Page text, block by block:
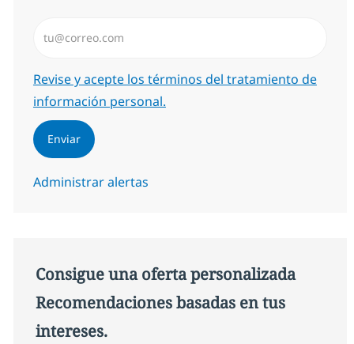
Required
Revise y acepte los términos del tratamiento de
información personal.
Enviar
Administrar alertas
Consigue una oferta personalizada
Recomendaciones basadas en tus
intereses.